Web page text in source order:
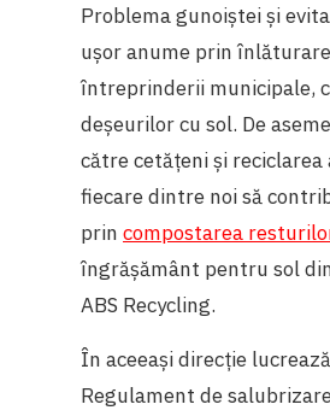
Problema gunoiștei și
ușor anume prin
întreprinderii municipale,
deșeurilor cu sol. De
către cetățeni și
fiecare dintre noi să
prin compostarea
îngrășământ pentru sol
ABS Recycling.
În aceeași direcție
Regulament de